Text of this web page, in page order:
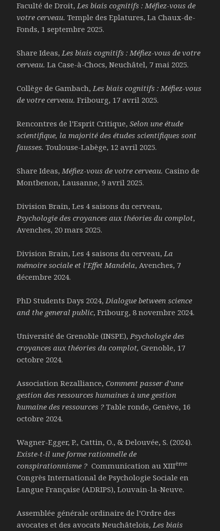
Faculté de Droit,Les biais cognitifs : Méfiez-vous de
votre cerveau.Temple des Eplatures, La Chaux-de-
Fonds, 1 septembre 2025.
Share Ideas,Les biais cognitifs : Méfiez-vous de votre
cerveau.La Case-à-Chocs, Neuchâtel, 7 mai 2025.
Collège de Gambach,Les biais cognitifs : Méfiez-vous
de votre cerveau.Fribourg, 17 avril 2025.
Rencontres de l’Esprit Critique, Selon une étude
scientifique, la majorité des études scientifiques sont
fausses.Toulouse-Labège, 12 avril 2025.
Share Ideas,Méfiez-vous de votre cerveau.Casino de
Montbenon, Lausanne, 9 avril 2025.
Division Brain, Les 4 saisons du cerveau,
Psychologie des croyances aux théories du complot,
Avenches, 20 mars 2025.
Division Brain, Les 4 saisons du cerveau,La
mémoire sociale et l’Effet Mandela, Avenches, 7
décembre 2024.
PhD Students Days 2024,Dialogue between science
and the general public, Fribourg, 8 novembre 2024.
Université de Grenoble (INSPE),Psychologie des
croyances aux théories du complot, Grenoble, 17
octobre 2024.
Association Rezalliance,Comment passer d’une
gestion des ressources humaines à une gestion
humaine des ressources ? Table ronde, Genève, 16
octobre 2024.
Wagner-Egger, P., Cattin, O., & Delouvée, S. (2024).
Existe-t-il une forme rationnelle de
conspirationnisme ? Communication au XIIIème
Congrès International de Psychologie Sociale en
Langue Française (ADRIPS), Louvain-la-Neuve.
Assemblée générale ordinaire de l’Ordre des
avocates et des avocats Neuchâtelois,Les biais